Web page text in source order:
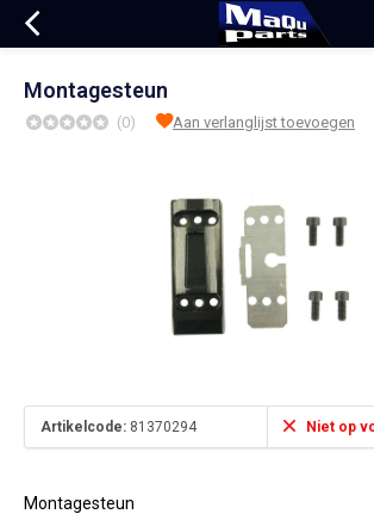
Montagesteun
(0) Aan verlanglijst toevoegen
Artikelcode: 81370294 Niet op
Montagesteun